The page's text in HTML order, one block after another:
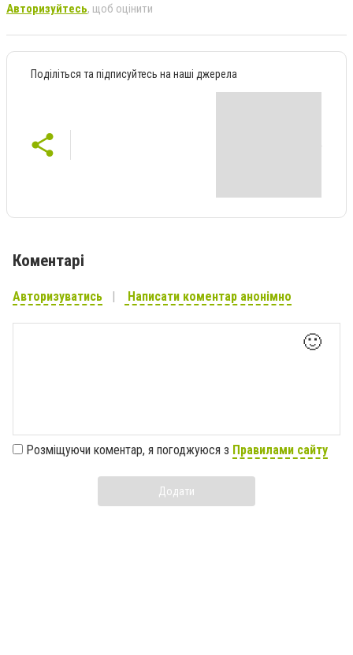
Авторизуйтесь, щоб оцінити
Поділіться та підписуйтесь на наші джерела
Коментарі
Авторизуватись Написати коментар анонімно
🙂
Розміщуючи коментар, я погоджуюся з Правилами сайту
Додати